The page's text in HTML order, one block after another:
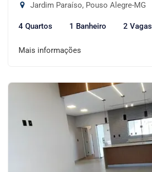
Jardim Paraíso, Pouso Alegre-MG
4 Quartos 1 Banheiro 2 Vagas
Mais informações